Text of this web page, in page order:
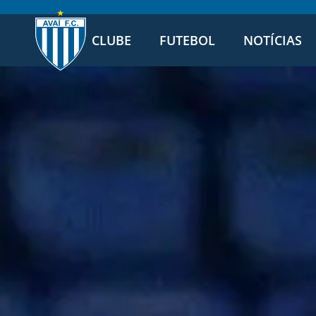
CLUBE FUTEBOL NOTÍCIAS